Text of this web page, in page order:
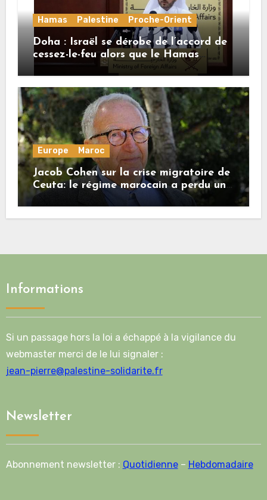
Hamas Palestine Proche-Orient
Doha : Israël se dérobe de l’accord de
cessez-le-feu alors que le Hamas
honore ses engagements
Europe Maroc
Jacob Cohen sur la crise migratoire de
Ceuta: le régime marocain a perdu une
bonne part de sa crédibilité vis-à-vis
de l’Union européenne
Informations
Si un passage hors la loi a échappé à la vigilance du
webmaster merci de le lui signaler :
jean-pierre@palestine-solidarite.fr
Newsletter
Abonnement newsletter : Quotidienne– Hebdomadaire